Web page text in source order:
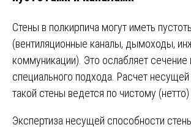
Стены в полкирпича могут иметь
(вентиляционные каналы, дымоходы,
коммуникации). Это ослабляет сечение
специального подхода. Расчет
такой стены ведется по чистому
Экспертиза несущей способности